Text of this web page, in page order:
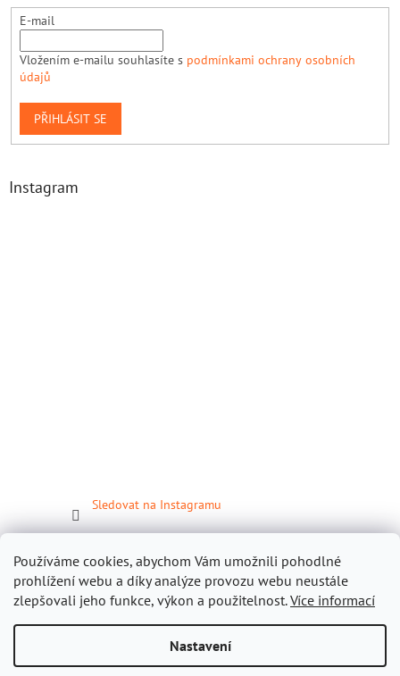
Používáme cookies, abychom Vám umožnili pohodlné
prohlížení webu a díky analýze provozu webu neustále
zlepšovali jeho funkce, výkon a použitelnost.Více informací
Nastavení
E-mail
Vložením e-mailu souhlasíte s podmínkami ochrany osobních
údajů
PŘIHLÁSIT SE
Instagram
Sledovat na Instagramu
Facebook
Vytvořil Shoptet